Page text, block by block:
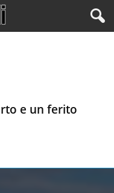
e un ferito